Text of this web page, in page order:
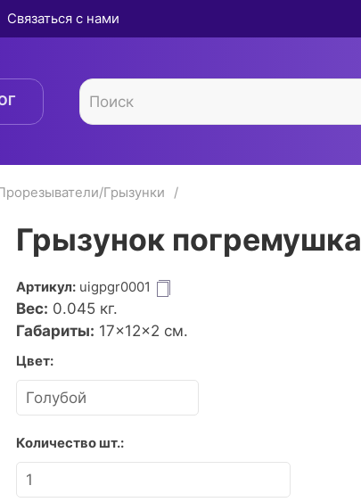
Связаться с нами
Грызунки
Грызунок погремушка
Артикул: uigpgr0001
Вес: 0.045кг.
Габариты: 17×12×2 см.
Цвет:
Количество шт.: